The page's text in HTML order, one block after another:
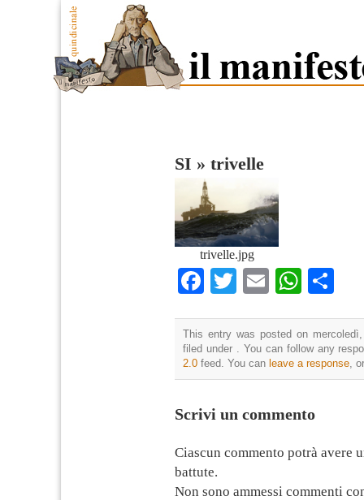
SI » trivelle
trivelle.jpg
Facebook
TwitterEmail
This entry was posted on
filed under . You can follow any
2.0 feed. You can leave a response ,
Scrivi un commento
Ciascun commento potrà avere
battute.
Non sono ammessi commenti